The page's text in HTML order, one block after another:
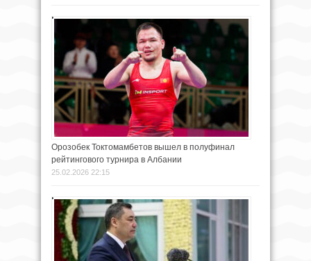
Орозобек Токтомамбетов вышел в полуфинал
рейтингового турнира в Албании
25.02.2026 22:15